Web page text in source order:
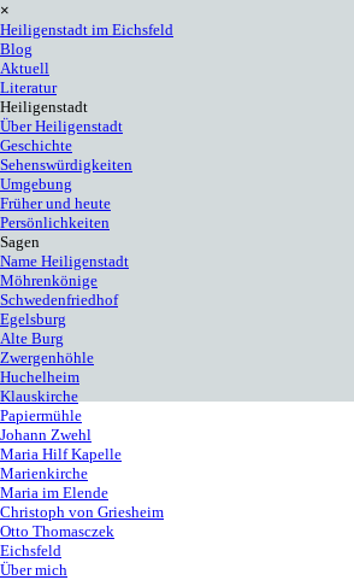
×
Heiligenstadt im Eichsfeld
Blog
Aktuell
Literatur
Heiligenstadt
Über Heiligenstadt
Geschichte
Sehenswürdigkeiten
Umgebung
Früher und heute
Persönlichkeiten
Sagen
Name Heiligenstadt
Möhrenkönige
Schwedenfriedhof
Egelsburg
Alte Burg
Zwergenhöhle
Huchelheim
Klauskirche
Papiermühle
Johann Zwehl
Maria Hilf Kapelle
Marienkirche
Maria im Elende
Christoph von Griesheim
Otto Thomasczek
Eichsfeld
Über mich